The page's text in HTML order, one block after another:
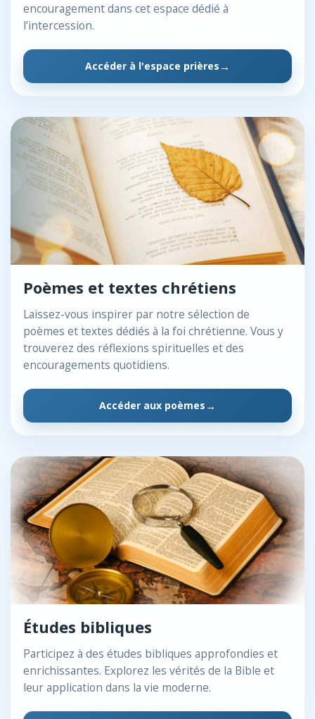
encouragement dans cet espace dédié à
l’intercession.
Accéder à l'espace prières
Poèmes et textes chrétiens
Laissez-vous inspirer par notre sélection de
poèmes et textes dédiés à la foi chrétienne. Vous y
trouverez des réflexions spirituelles et des
encouragements quotidiens.
Accéder aux poèmes
Études bibliques
Participez à des études bibliques approfondies et
enrichissantes. Explorez les vérités de la Bible et
leur application dans la vie moderne.